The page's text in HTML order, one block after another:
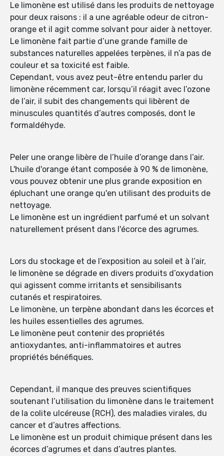
Le limonène est utilisé dans les produits de nettoyage
pour deux raisons : il a une agréable odeur de citron-
orange et il agit comme solvant pour aider à nettoyer.
Le limonène fait partie d’une grande famille de
substances naturelles appelées terpènes, il n’a pas de
couleur et sa toxicité est faible.
Cependant, vous avez peut-être entendu parler du
limonène récemment car, lorsqu’il réagit avec l’ozone
de l’air, il subit des changements qui libèrent de
minuscules quantités d’autres composés, dont le
formaldéhyde.
Peler une orange libère de l’huile d’orange dans l’air.
L'huile d'orange étant composée à 90 % de limonène,
vous pouvez obtenir une plus grande exposition en
épluchant une orange qu'en utilisant des produits de
nettoyage.
Le limonène est un ingrédient parfumé et un solvant
naturellement présent dans l'écorce des agrumes.
Lors du stockage et de l’exposition au soleil et à l’air,
le limonène se dégrade en divers produits d’oxydation
qui agissent comme irritants et sensibilisants
cutanés et respiratoires.
Le limonène, un terpène abondant dans les écorces et
les huiles essentielles des agrumes.
Le limonène peut contenir des propriétés
antioxydantes, anti-inflammatoires et autres
propriétés bénéfiques.
Cependant, il manque des preuves scientifiques
soutenant l’utilisation du limonène dans le traitement
de la colite ulcéreuse (RCH), des maladies virales, du
cancer et d’autres affections.
Le limonène est un produit chimique présent dans les
écorces d’agrumes et dans d’autres plantes.